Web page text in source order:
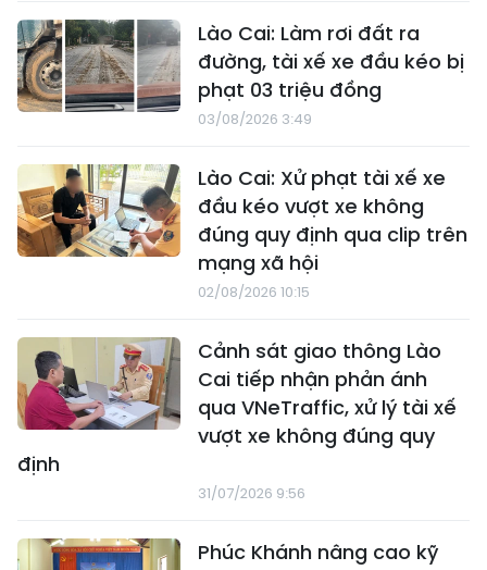
Lào Cai: Làm rơi đất ra
đường, tài xế xe đầu kéo bị
phạt 03 triệu đồng
03/08/2026 3:49
Lào Cai: Xử phạt tài xế xe
đầu kéo vượt xe không
đúng quy định qua clip trên
mạng xã hội
02/08/2026 10:15
Cảnh sát giao thông Lào
Cai tiếp nhận phản ánh
qua VNeTraffic, xử lý tài xế
vượt xe không đúng quy
định
31/07/2026 9:56
Phúc Khánh nâng cao kỹ